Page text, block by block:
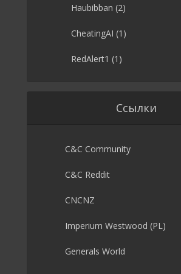
Haubibban (2)
CheatingAI (1)
RedAlert1 (1)
Ссылки
C&C Community
C&C Reddit
CNCNZ
Imperium Westwood (PL)
Generals World